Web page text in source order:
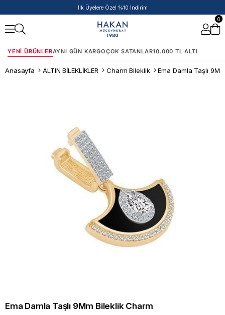
50.000 TL ve Üzeri Siparişlere Ek %5 İndirim Fırsatı!
0
YENI ÜRÜNLERAYNI GÜN KARGOÇOK SATANLAR10.000 TL ALTI
Anasayfa ALTIN BİLEKLİKLER Charm Bileklik Ema Damla Taşlı
Ema Damla Taşlı 9Mm Bileklik Charm